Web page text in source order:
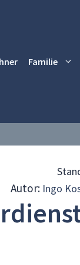
Familie
Autor: Ingo